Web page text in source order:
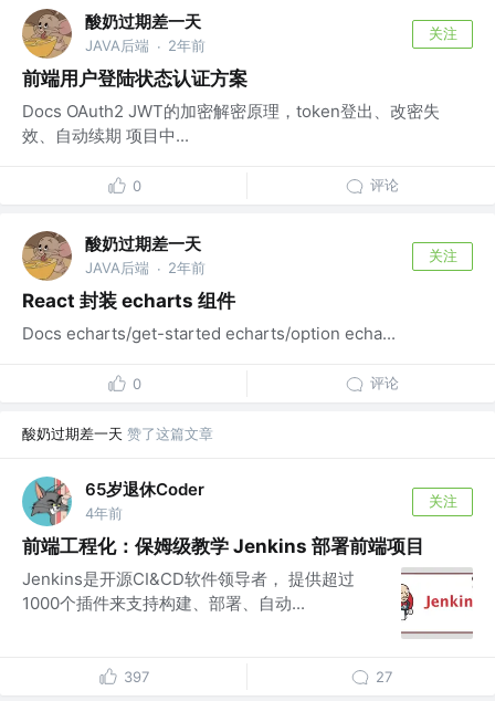
酸奶过期差一天
JAVA后端 · 2年前
关注
前端用户登陆状态认证方案
Docs OAuth2 JWT的加密解密原理，token登出、改密失
效、自动续期 项目中...
0 评论
酸奶过期差一天
JAVA后端 · 2年前
关注
React 封装 echarts 组件
Docs echarts/get-started echarts/option echa...
0 评论
酸奶过期差一天 赞了这篇文章
65岁退休Coder
4年前
关注
前端工程化：保姆级教学 Jenkins 部署前端项目
Jenkins是开源CI&CD软件领导者， 提供超过
1000个插件来支持构建、部署、自动...
397 27